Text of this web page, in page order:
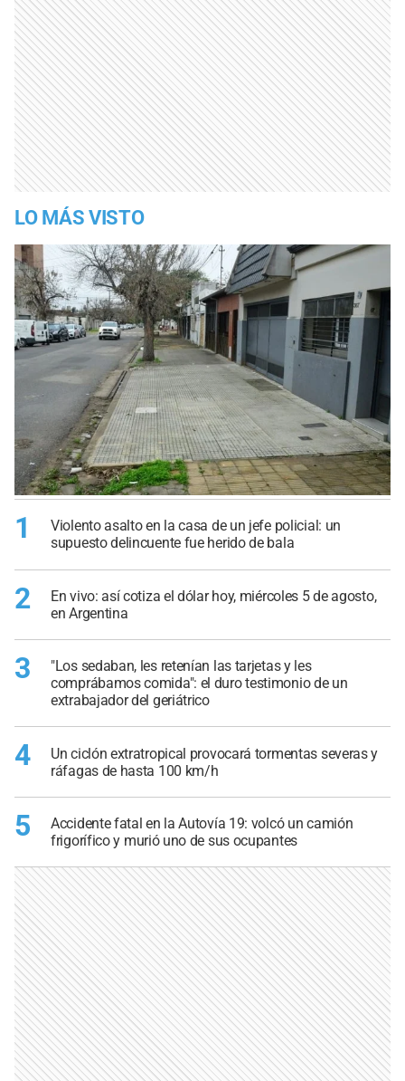
LO MÁS VISTO
1
Violento asalto en la casa de un jefe policial: un
supuesto delincuente fue herido de bala
2
En vivo: así cotiza el dólar hoy, miércoles 5 de agosto,
en Argentina
3
"Los sedaban, les retenían las tarjetas y les
comprábamos comida": el duro testimonio de un
extrabajador del geriátrico
4
Un ciclón extratropical provocará tormentas severas y
ráfagas de hasta 100 km/h
5
Accidente fatal en la Autovía 19: volcó un camión
frigorífico y murió uno de sus ocupantes